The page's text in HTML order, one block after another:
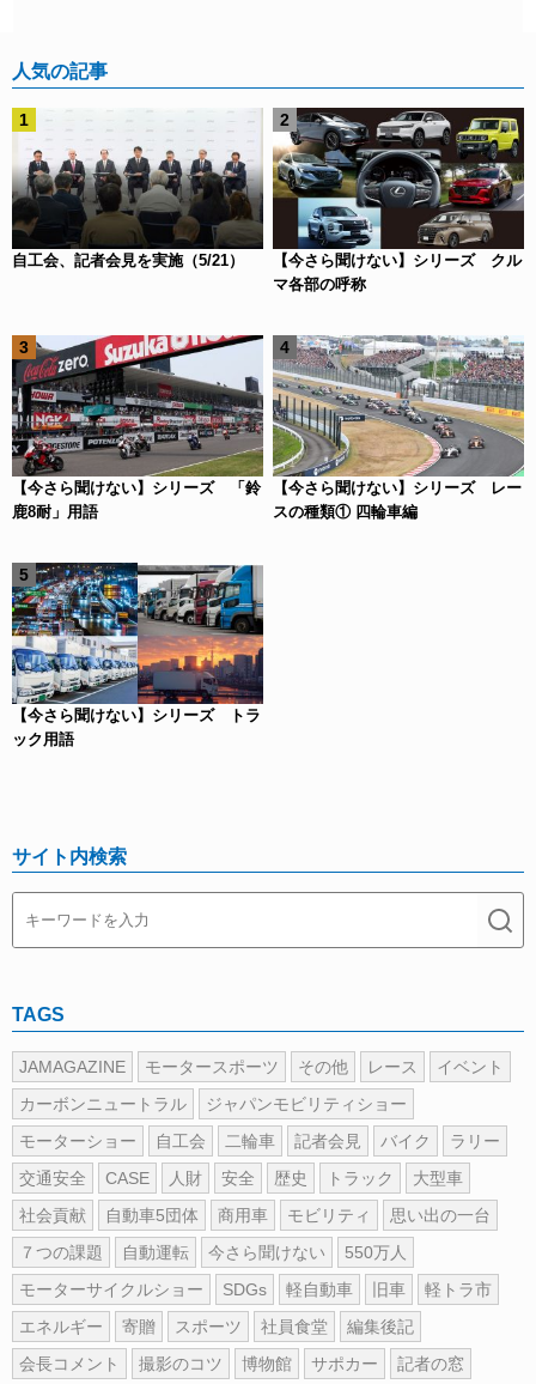
人気の記事
自工会、記者会見を実施（5/21）
【今さら聞けない】シリーズ クル
マ各部の呼称
【今さら聞けない】シリーズ 「鈴
鹿8耐」用語
【今さら聞けない】シリーズ レー
スの種類① 四輪車編
【今さら聞けない】シリーズ トラ
ック用語
サイト内検索
TAGS
JAMAGAZINE モータースポーツ その他 レース
イベント
カーボンニュートラル
ジャパンモビリティショー
モーターショー
自工会 二輪車 記者会見 バイク
ラリー
交通安全
CASE 人財 安全 歴史 トラック
大型車
社会貢献
自動車5団体 商用車 モビリティ
思い出の一台
７つの課題
自動運転 今さら聞けない
550万人
モーターサイクルショー
SDGs 軽自動車 旧車
軽トラ市
エネルギー
寄贈 スポーツ 社員食堂
編集後記
会長コメント
撮影のコツ 博物館 サポカー
記者の窓